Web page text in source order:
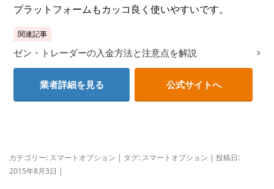
プラットフォームもカッコ良く使いやすいです。
関連記事
ゼン・トレーダーの入金方法と注意点を解説
業者詳細を見る 公式サイトへ
カテゴリー: スマートオプション | タグ: スマートオプション | 投稿日:
2015年8月3日 |